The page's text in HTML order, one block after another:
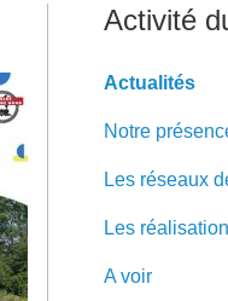
Activité
Actualités
Notre
Les réseaux
Les
A voir